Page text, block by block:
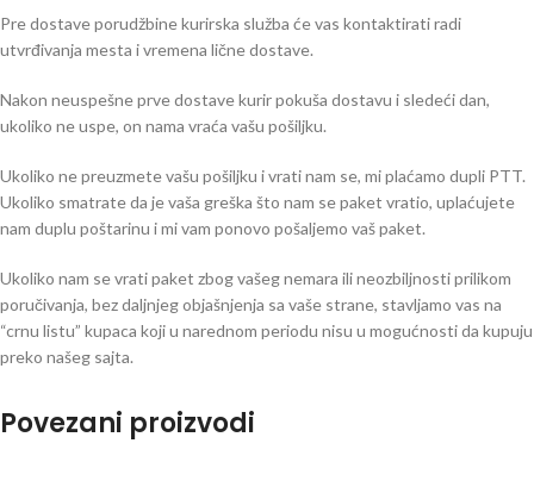
Pre dostave porudžbine kurirska služba će vas kontaktirati radi
utvrđivanja mesta i vremena lične dostave.
Nakon neuspešne prve dostave kurir pokuša dostavu i sledeći dan,
ukoliko ne uspe, on nama vraća vašu pošiljku.
Ukoliko ne preuzmete vašu pošiljku i vrati nam se, mi plaćamo dupli PTT.
Ukoliko smatrate da je vaša greška što nam se paket vratio, uplaćujete
nam duplu poštarinu i mi vam ponovo pošaljemo vaš paket.
Ukoliko nam se vrati paket zbog vašeg nemara ili neozbiljnosti prilikom
poručivanja, bez daljnjeg objašnjenja sa vaše strane, stavljamo vas na
“crnu listu” kupaca koji u narednom periodu nisu u mogućnosti da kupuju
preko našeg sajta.
Povezani proizvodi